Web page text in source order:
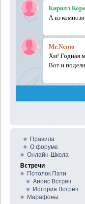
Правила
О форуме
Онлайн-Школа
Встречи
Потолок Пати
Анонс Встреч
История Встреч
Марафоны